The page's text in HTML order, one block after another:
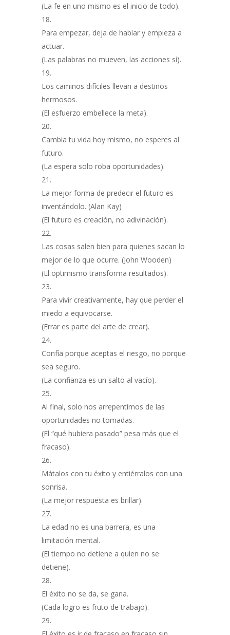
(La fe en uno mismo es el inicio de todo).
Para empezar, deja de hablar y empieza a
actuar.
(Las palabras no mueven, las acciones sí).
Los caminos difíciles llevan a destinos
hermosos.
(El esfuerzo embellece la meta).
Cambia tu vida hoy mismo, no esperes al
futuro.
(La espera solo roba oportunidades).
La mejor forma de predecir el futuro es
inventándolo. (Alan Kay)
(El futuro es creación, no adivinación).
Las cosas salen bien para quienes sacan lo
mejor de lo que ocurre. (John Wooden)
(El optimismo transforma resultados).
Para vivir creativamente, hay que perder el
miedo a equivocarse.
(Errar es parte del arte de crear).
Confía porque aceptas el riesgo, no porque
sea seguro.
(La confianza es un salto al vacío).
Al final, solo nos arrepentimos de las
oportunidades no tomadas.
(El “qué hubiera pasado” pesa más que el
fracaso).
Mátalos con tu éxito y entiérralos con una
sonrisa.
(La mejor respuesta es brillar).
La edad no es una barrera, es una
limitación mental.
(El tiempo no detiene a quien no se
detiene).
El éxito no se da, se gana.
(Cada logro es fruto de trabajo).